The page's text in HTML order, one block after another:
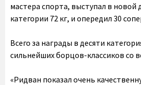
мастера спорта, выступал в новой
категории 72 кг, и опередил 30
Всего за награды в десяти
сильнейших борцов-классиков со
«Ридван показал очень